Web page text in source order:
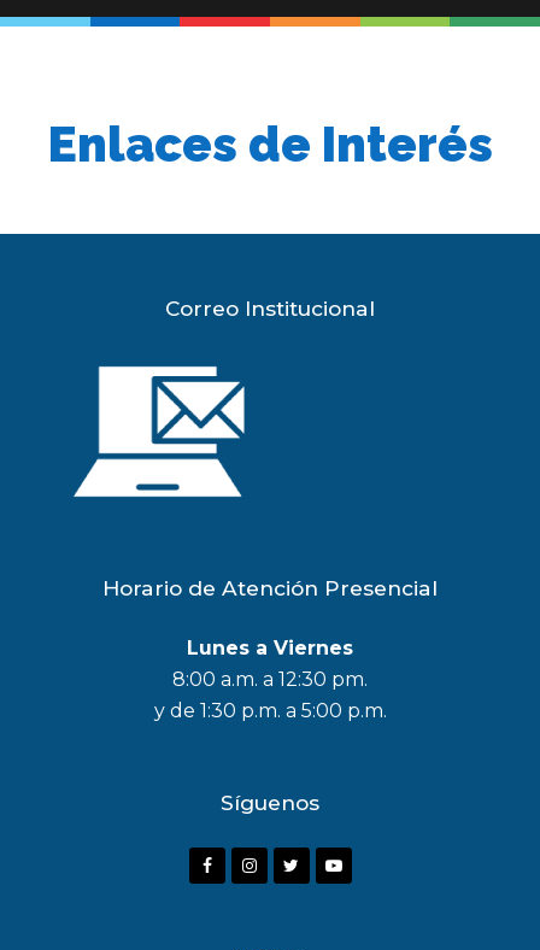
Enlaces de Interés
Correo Institucional
Horario de Atención Presencial
Lunes a Viernes
8:00 a.m. a 12:30 pm.
y de 1:30 p.m. a 5:00 p.m.
Síguenos
F
I
Y